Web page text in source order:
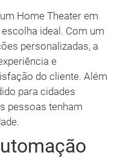
Home Theater em
ideal. Com um
personalizadas, a
e
do cliente. Além
para cidades
pessoas tenham